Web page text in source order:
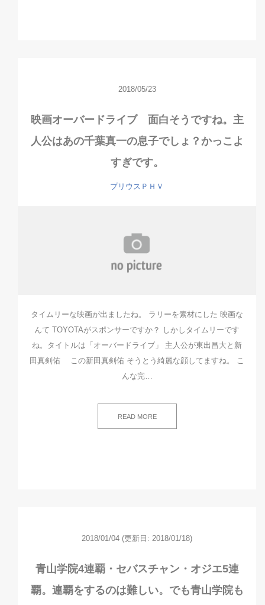
2018/05/23
映画オーバードライブ 面白そうですね。主
人公はあの千葉真一の息子でしょ？かっこよ
すぎです。
プリウスＰＨＶ
タイムリーな映画が出ましたね。 ラリーを素材にした 映画な
んて TOYOTAがスポンサーですか？ しかしタイムリーです
ね。タイトルは「オーバードライブ」 主人公が東出昌大と新
田真剣佑 この新田真剣佑 そうとう綺麗な顔してますね。 こ
んな完…
READ MORE
2018/01/04 (更新日: 2018/01/18)
青山学院4連覇・セバスチャン・オジエ5連
覇。連覇をするのは難しい。でも青山学院も